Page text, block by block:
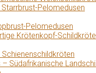
Pelomedusen
Pelomedusen
Krötenkopf-
Südafrikanische